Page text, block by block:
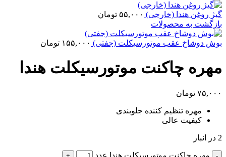
گیژ روغن هندا (خارجی) ۵۵,۰۰۰ تومان
بازگشت به محصولات
بوش دوشاخ عقب موتورسیکلت (جفتی) ۱۵۵,۰۰۰ تومان
مهره چاکنت موتورسیکلت هندا
۷۵,۰۰۰ تومان
مهره تنظیم کننده جلوبندی
کیفیت عالی
2 در انبار
مهره چاکنت موتورسیکلت هندا عدد